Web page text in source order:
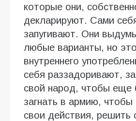
которые они,
декларируют. Сами
запугивают. Они
любые варианты, но
внутреннего
себя раззадоривают,
свой народ, чтобы еще
загнать в армию, чтобы
свои действия, решить